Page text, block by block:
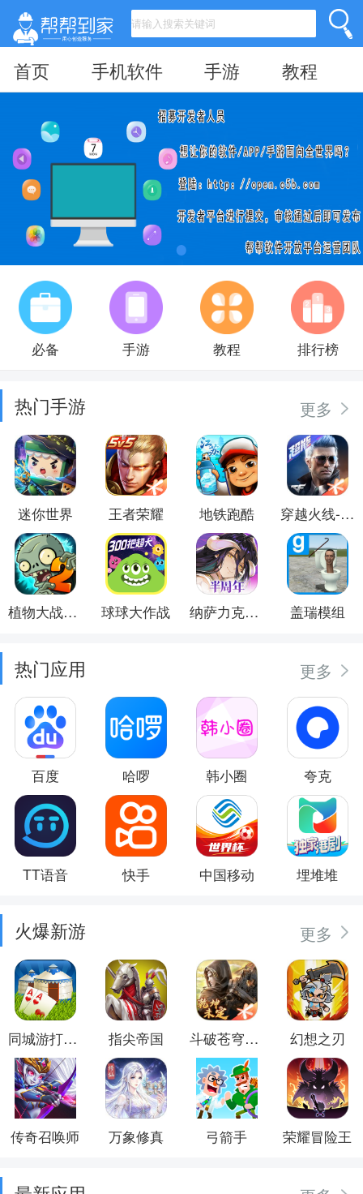
首页 手机软件 手游 教程
必备 手游 教程 排行榜
热门手游 更多
迷你世界 王者荣耀 地铁跑酷 穿越火线-枪战王者
植物大战僵尸2 球球大作战 纳萨力克之王 盖瑞模组
热门应用 更多
百度 哈啰 韩小圈 夸克
TT语音 快手 中国移动 埋堆堆
火爆新游 更多
同城游打大尖 指尖帝国 斗破苍穹：异火重燃 幻想之刃
传奇召唤师 万象修真 弓箭手 荣耀冒险王